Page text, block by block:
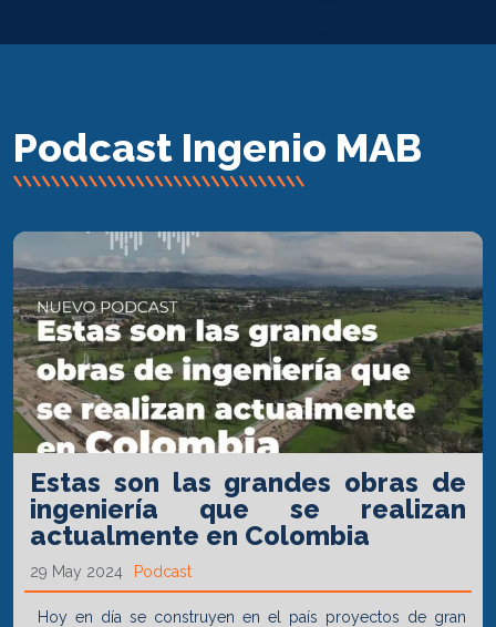
Podcast Ingenio MAB
Estas son las grandes obras de
ingeniería que se realizan
actualmente en Colombia
29 May 2024 Podcast
Hoy en día se construyen en el país proyectos de gran